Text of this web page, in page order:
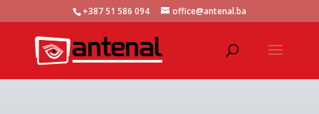
+387 51 586 094 office@antenal.ba